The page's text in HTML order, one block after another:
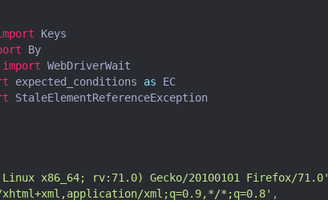
Keys
By
import WebDriverWait
expected_conditions as
EC
StaleElementReferenceException
x86_64; rv:71.0) Gecko/20100101 Firefox/71.0'
xml;q=0.9,*/*;q=0.8' ,